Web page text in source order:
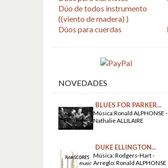
Dúo de todos instrumento
((viento de madera) )
Dúos para cuerdas
NOVEDADES
BLUES FOR PARKER...
Música:Ronald ALPHONSE -
Nathalie ALLILAIRE
DUKE ELLINGTON...
Música: Rodgers-Hart -
Arreglo: Ronald ALPHONSE